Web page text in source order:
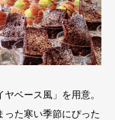
ベース風」を用意。
った寒い季節にぴった